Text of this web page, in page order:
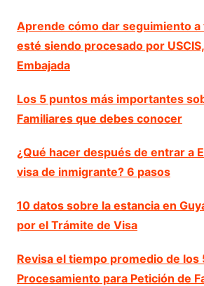
Aprende cómo dar seguimiento a
esté siendo procesado por
Embajada
Los 5 puntos más importantes
Familiares que debes conocer
¿Qué hacer después de entrar a
visa de inmigrante? 6 pasos
10 datos sobre la estancia en
por el Trámite de Visa
Revisa el tiempo promedio de los
Procesamiento para Petición de